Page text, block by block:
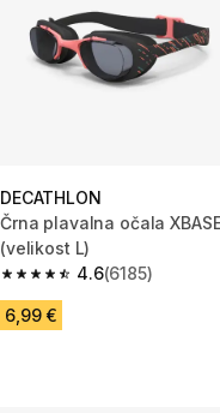
DECATHLON
Črna plavalna očala
(velikost L)
4.6
4.6 od 5 zvezdic from 6185
(6185)
6,99 €